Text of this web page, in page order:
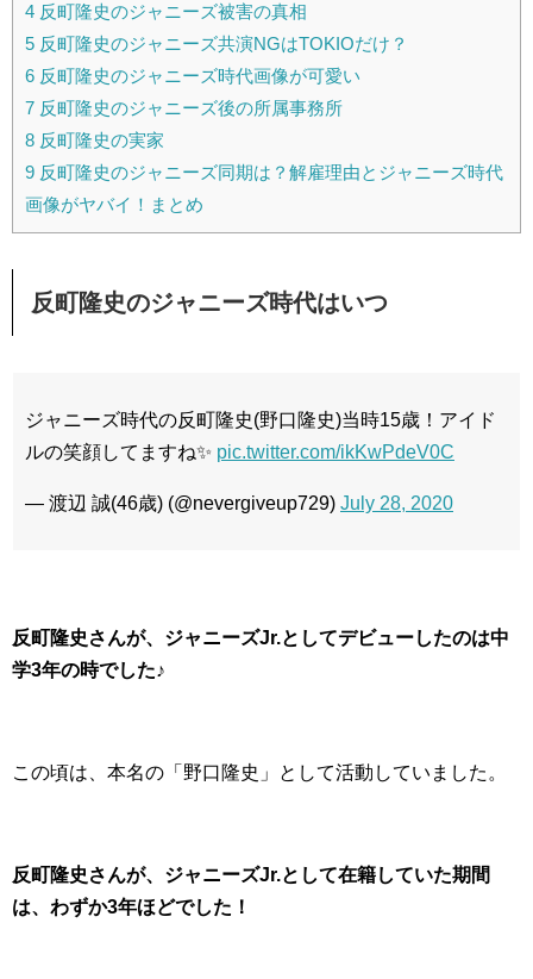
4 反町隆史のジャニーズ被害の真相
5 反町隆史のジャニーズ共演NGはTOKIOだけ？
6 反町隆史のジャニーズ時代画像が可愛い
7 反町隆史のジャニーズ後の所属事務所
8 反町隆史の実家
9 反町隆史のジャニーズ同期は？解雇理由とジャニーズ時代
画像がヤバイ！まとめ
反町隆史のジャニーズ時代はいつ
ジャニーズ時代の反町隆史(野口隆史)当時15歳！アイド
ルの笑顔してますね✨ pic.twitter.com/ikKwPdeV0C
— 渡辺 誠(46歳) (@nevergiveup729) July 28, 2020
反町隆史さんが、ジャニーズJr.としてデビューしたのは中
学3年の時でした♪
この頃は、本名の「野口隆史」として活動していました。
反町隆史さんが、ジャニーズJr.として在籍していた期間
は、わずか3年ほどでした！